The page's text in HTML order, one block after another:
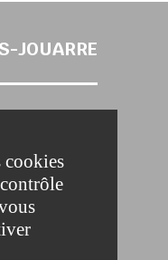
JOUARRE
cookies